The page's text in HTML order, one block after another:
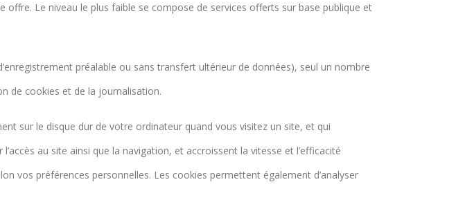
offre. Le niveau le plus faible se compose de services offerts sur base publique et
préalable ou sans transfert ultérieur de données), seul un nombre
de cookies et de la journalisation.
sur le disque dur de votre ordinateur quand vous visitez un site, et qui
au site ainsi que la navigation, et accroissent la vitesse et l’efficacité
vos préférences personnelles. Les cookies permettent également d’analyser